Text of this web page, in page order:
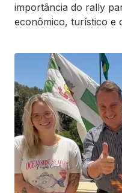
importância do rally
econômico, turístico e